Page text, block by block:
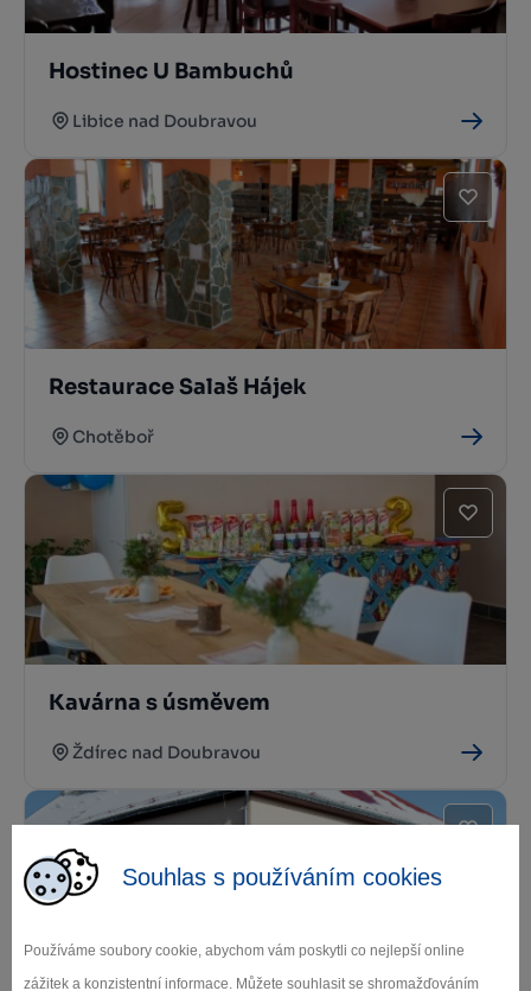
Souhlas s používáním cookies
Používáme soubory cookie, abychom vám poskytli co nejlepší online
zážitek a konzistentní informace. Můžete souhlasit se shromažďováním
Hostinec U Bambuchů
Libice nad Doubravou
Restaurace Salaš Hájek
Chotěboř
Kavárna s úsměvem
Ždírec nad Doubravou